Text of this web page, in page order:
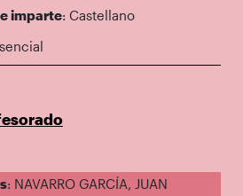
imparte: Castellano
: NAVARRO GARCÍA, JUAN